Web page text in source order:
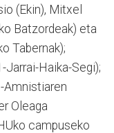
(Ekin), Mitxel
Batzordeak) eta
Tabernak);
Haika-Segi);
Amnistiaren
Oleaga
campuseko